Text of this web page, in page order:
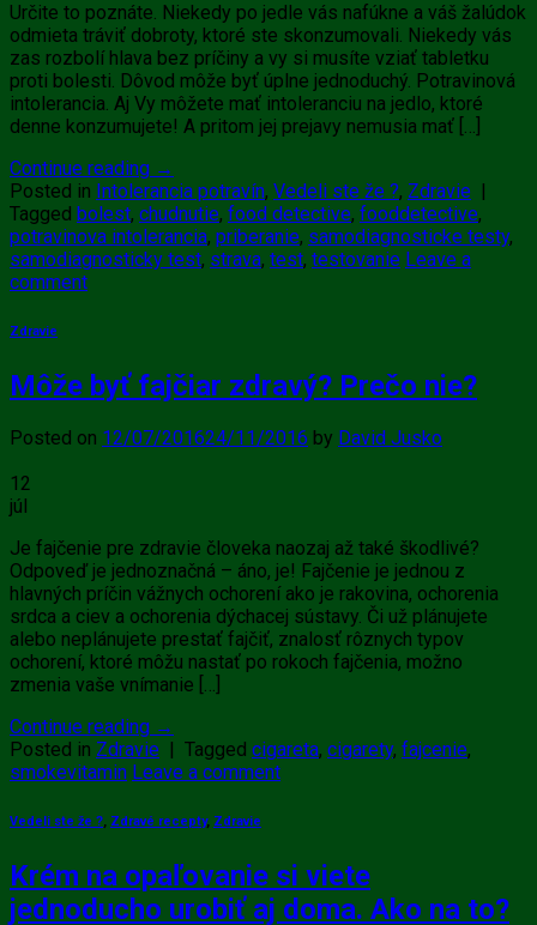
Určite to poznáte. Niekedy po jedle vás nafúkne a váš žalúdok
odmieta tráviť dobroty, ktoré ste skonzumovali. Niekedy vás
zas rozbolí hlava bez príčiny a vy si musíte vziať tabletku
proti bolesti. Dôvod môže byť úplne jednoduchý. Potravinová
intolerancia. Aj Vy môžete mať intoleranciu na jedlo, ktoré
denne konzumujete! A pritom jej prejavy nemusia mať […]
Continue reading →
Posted in Intolerancia potravín, Vedeli ste že ?, Zdravie
Tagged bolest, chudnutie, food detective, fooddetective,
potravinova intolerancia, priberanie, samodiagnosticke testy,
samodiagnosticky test, strava, test, testovanie Leave a
comment
Zdravie
Môže byť fajčiar zdravý? Prečo nie?
Posted on 12/07/201624/11/2016 by David Jusko
12
júl
Je fajčenie pre zdravie človeka naozaj až také škodlivé?
Odpoveď je jednoznačná – áno, je! Fajčenie je jednou z
hlavných príčin vážnych ochorení ako je rakovina, ochorenia
srdca a ciev a ochorenia dýchacej sústavy. Či už plánujete
alebo neplánujete prestať fajčiť, znalosť rôznych typov
ochorení, ktoré môžu nastať po rokoch fajčenia, možno
zmenia vaše vnímanie […]
Continue reading →
Posted in Zdravie | Tagged cigareta, cigarety, fajcenie,
smokevitamin Leave a comment
Vedeli ste že ?, Zdravé recepty, Zdravie
Krém na opaľovanie si viete
jednoducho urobiť aj doma. Ako na to?